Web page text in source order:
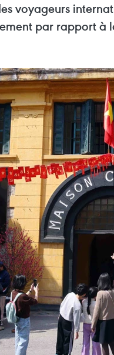
voyageurs
par rapport à